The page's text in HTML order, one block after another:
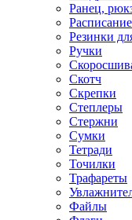
Ранец,
Резинки
Ручки
Скотч
Скрепки
Степлеры
Стержни
Сумки
Тетради
Точилки
Трафареты
Файлы